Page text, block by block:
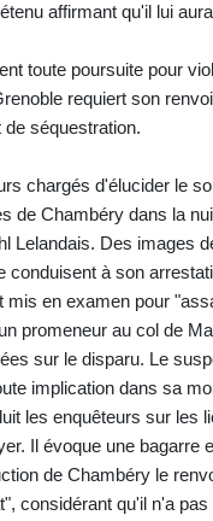
affirmant qu'il lui
toute poursuite pour
requiert son
séquestration.
chargés d'élucider le
de Chambéry dans la
Lelandais. Des images
conduisent à son
mis en examen pour
promeneur au col de
sur le disparu. Le
implication dans sa
les enquêteurs sur les
Il évoque une bagarre
de Chambéry le
considérant qu'il n'a